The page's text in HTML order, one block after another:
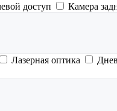
доступ Камера
Лазерная оптика